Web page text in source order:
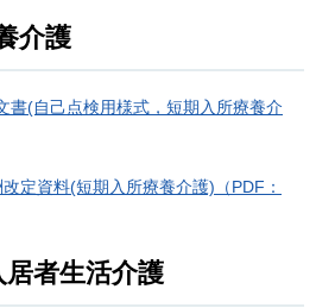
介護
書(自己点検用様式，短期入所療養介
定資料(短期入所療養介護)（PDF：
居者生活介護